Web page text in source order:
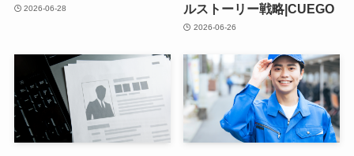
2026-06-28
ルストーリー戦略|CUEGO
2026-06-26